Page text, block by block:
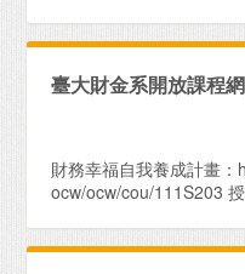
臺大財金系開放課程
財務幸福自我養成計畫
ocw/ocw/cou/111S203